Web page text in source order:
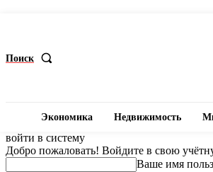
Поиск
Экономика Недвижимость
войти в систему
Добро пожаловать! Войдите в свою
Ваше имя